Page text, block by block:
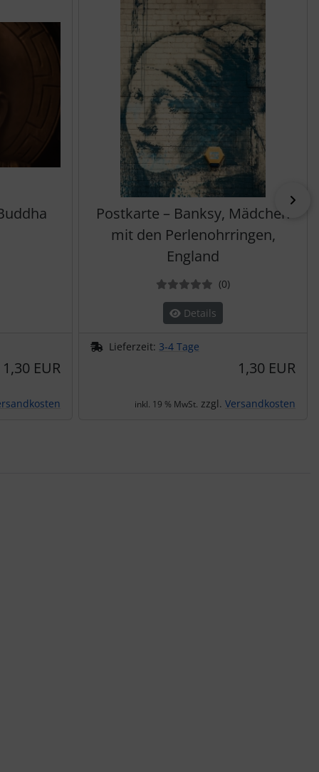
1,30 EUR
Postkarte – Banksy, Mädchen
mit den Perlenohrringen,
England
(0Bewertungen
)
Details
Lieferzeit: 3-4 Tage
1,30 EUR
inkl. 19 % MwSt. zzgl. Versandkosten